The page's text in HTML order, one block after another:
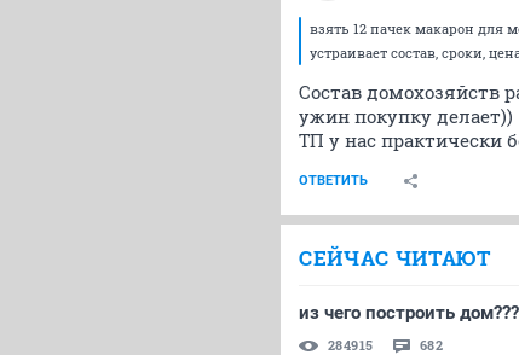
взять 12 пачек макарон для
устраивает состав, сроки,
Состав домохозяйств
ужин покупку делает))
ТП у нас практически
ОТВЕТИТЬ
СЕЙЧАС ЧИТАЮТ
из чего построить
284915 682